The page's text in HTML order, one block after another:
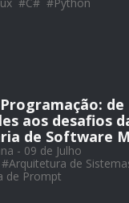
aos desafios
de Software
- 09 de Julho
#Arquitetura de
de Prompt